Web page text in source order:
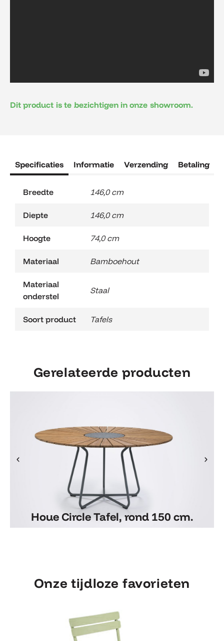
Dit product is te bezichtigen in onze showroom.
Specificaties Informatie Verzending Betaling
Breedte 146,0 cm
Diepte 146,0 cm
Hoogte 74,0 cm
Materiaal Bamboehout
Materiaal
onderstel
Staal
Soort product Tafels
Gerelateerde producten
Houe Circle Tafel, rond 150 cm.
Houe Circle Tafel, rond 150 cm.
Onze tijdloze favorieten